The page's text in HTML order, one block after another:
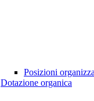
Posizioni
Dotazione organica